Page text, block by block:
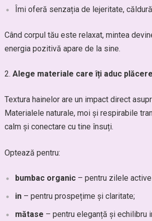
Îmi oferă senzația de lejeritate,
Când corpul tău este relaxat, mintea
energia pozitivă apare de la sine.
Alege materiale care îți aduc
Textura hainelor are un impact direct
Materialele naturale, moi și respirabile
calm și conectare cu tine însuți.
Optează pentru:
bumbac organic– pentru zilele active
in– pentru prospețime și claritate;
mătase – pentru eleganță și echilibru